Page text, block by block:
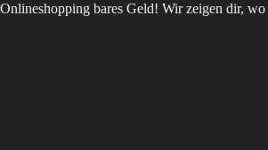
bares Geld! Wir zeigen dir,